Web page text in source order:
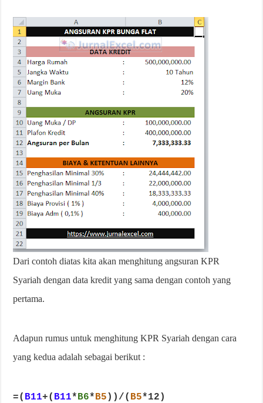
Dari contoh diatas kita akan menghitung angsuran KPR
Syariah dengan data kredit yang sama dengan contoh yang
pertama.
Adapun rumus untuk menghitung KPR Syariah dengan cara
yang kedua adalah sebagai berikut :
=( B11+( B11*B6*B5 ))/( B5*12)